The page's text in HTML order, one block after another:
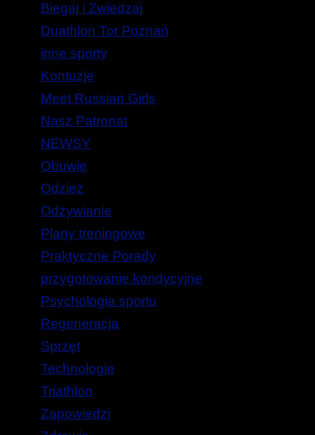
Biegaj i Zwiedzaj
Duathlon Tor Poznań
inne sporty
Kontuzje
Meet Russian Girls
Nasz Patronat
NEWSY
Obuwie
Odzież
Odżywianie
Plany treningowe
Praktyczne Porady
przygotowanie kondycyjne
Psychologia sportu
Regeneracja
Sprzęt
Technologie
Triathlon
Zapowiedzi